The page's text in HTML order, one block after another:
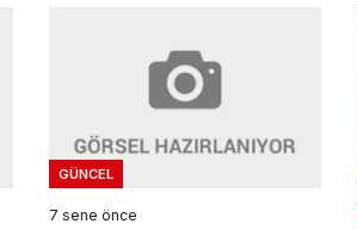
GÜNCEL
7 sene önce